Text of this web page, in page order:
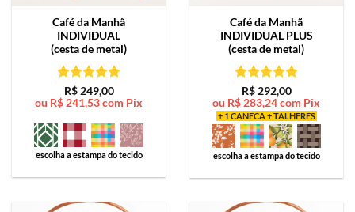
Café da Manhã
INDIVIDUAL
(cesta de metal)
Avaliação5
de 5
R$249,00
ou R$ 241,53com Pix
escolha a estampa do tecido
Café da Manhã
INDIVIDUAL PLUS
(cesta de metal)
Avaliação5
de 5
R$292,00
ou R$ 283,24com Pix
+ 1 CANECA + TALHERES
escolha a estampa do tecido